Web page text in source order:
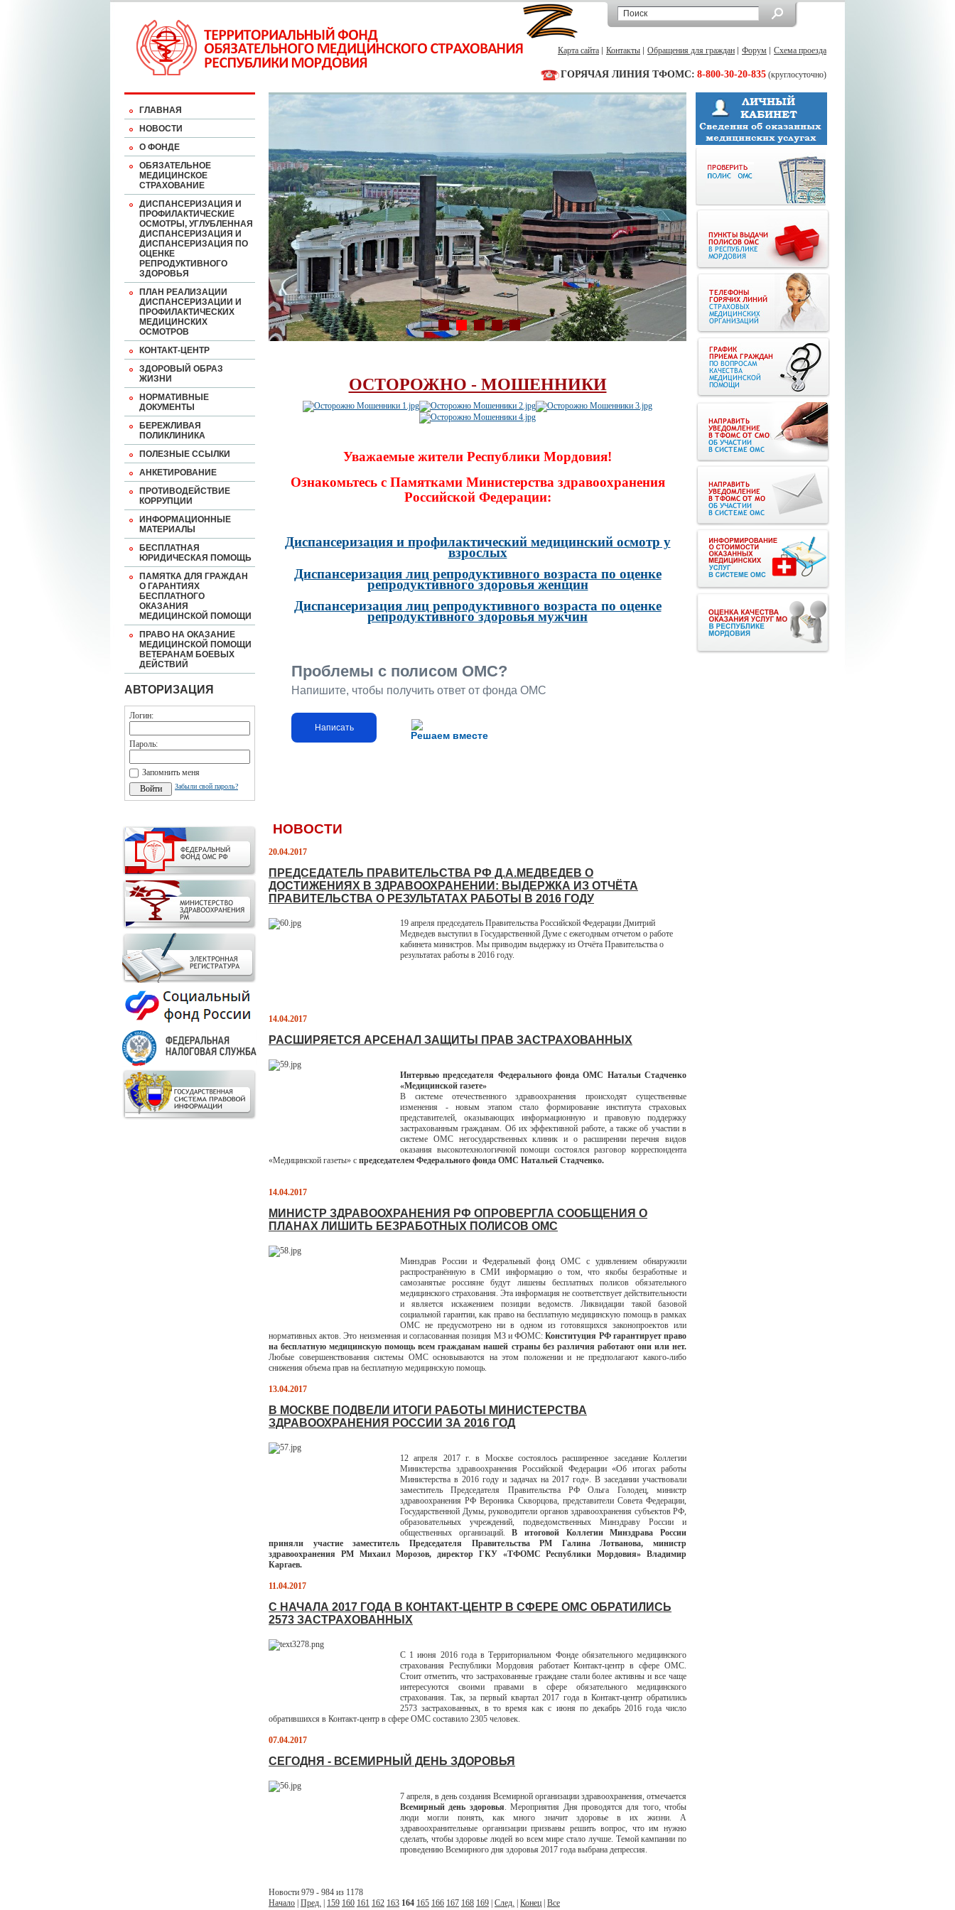
Карта сайта Контакты Обращения для граждан Форум Схема проезда
ГОРЯЧАЯ ЛИНИЯ ТФОМС: 8-800-30-20-835 (круглосуточно)
ГЛАВНАЯ
НОВОСТИ
О ФОНДЕ
ОБЯЗАТЕЛЬНОЕ
МЕДИЦИНСКОЕ
СТРАХОВАНИЕ
ДИСПАНСЕРИЗАЦИЯ И
ПРОФИЛАКТИЧЕСКИЕ
ОСМОТРЫ, УГЛУБЛЕННАЯ
ДИСПАНСЕРИЗАЦИЯ И
ДИСПАНСЕРИЗАЦИЯ ПО
ОЦЕНКЕ
РЕПРОДУКТИВНОГО
ЗДОРОВЬЯ
ПЛАН РЕАЛИЗАЦИИ
ДИСПАНСЕРИЗАЦИИ И
ПРОФИЛАКТИЧЕСКИХ
МЕДИЦИНСКИХ
ОСМОТРОВ
КОНТАКТ-ЦЕНТР
ЗДОРОВЫЙ ОБРАЗ
ЖИЗНИ
НОРМАТИВНЫЕ
ДОКУМЕНТЫ
БЕРЕЖЛИВАЯ
ПОЛИКЛИНИКА
ПОЛЕЗНЫЕ ССЫЛКИ
АНКЕТИРОВАНИЕ
ПРОТИВОДЕЙСТВИЕ
КОРРУПЦИИ
ИНФОРМАЦИОННЫЕ
МАТЕРИАЛЫ
БЕСПЛАТНАЯ
ЮРИДИЧЕСКАЯ ПОМОЩЬ
ПАМЯТКА ДЛЯ ГРАЖДАН
О ГАРАНТИЯХ
БЕСПЛАТНОГО
ОКАЗАНИЯ
МЕДИЦИНСКОЙ ПОМОЩИ
ПРАВО НА ОКАЗАНИЕ
МЕДИЦИНСКОЙ ПОМОЩИ
ВЕТЕРАНАМ БОЕВЫХ
ДЕЙСТВИЙ
АВТОРИЗАЦИЯ
Логин:
Пароль:
Запомнить меня
Забыли свой пароль?
ОСТОРОЖНО - МОШЕННИКИ
Уважаемые жители Республики Мордовия!
Ознакомьтесь с Памятками Министерства здравоохранения
Российской Федерации:
Диспансеризация и профилактический медицинский осмотр у
взрослых
Диспансеризация лиц репродуктивного возраста по оценке
репродуктивного здоровья женщин
Диспансеризация лиц репродуктивного возраста по оценке
репродуктивного здоровья мужчин
Решаем вместе
Проблемы с полисом ОМС?
Напишите, чтобы получить ответ от фонда ОМС
Написать
НОВОСТИ
20.04.2017
ПРЕДСЕДАТЕЛЬ ПРАВИТЕЛЬСТВА РФ Д.А.МЕДВЕДЕВ О
ДОСТИЖЕНИЯХ В ЗДРАВООХРАНЕНИИ: ВЫДЕРЖКА ИЗ ОТЧЁТА
ПРАВИТЕЛЬСТВА О РЕЗУЛЬТАТАХ РАБОТЫ В 2016 ГОДУ
19 апреля председатель Правительства Российской Федерации Дмитрий
Медведев выступил в Государственной Думе с ежегодным отчетом о работе
кабинета министров. Мы приводим выдержку из Отчёта Правительства о
результатах работы в 2016 году.
14.04.2017
РАСШИРЯЕТСЯ АРСЕНАЛ ЗАЩИТЫ ПРАВ ЗАСТРАХОВАННЫХ
Интервью председателя Федерального фонда ОМС Натальи Стадченко
«Медицинской газете»
В системе отечественного здравоохранения происходят существенные
изменения - новым этапом стало формирование института страховых
представителей, оказывающих информационную и правовую поддержку
застрахованным гражданам. Об их эффективной работе, а также об участии в
системе ОМС негосударственных клиник и о расширении перечня видов
оказания высокотехнологичной помощи состоялся разговор корреспондента
«Медицинской газеты» с председателем Федерального фонда ОМС Натальей Стадченко.
14.04.2017
МИНИСТР ЗДРАВООХРАНЕНИЯ РФ ОПРОВЕРГЛА СООБЩЕНИЯ О
ПЛАНАХ ЛИШИТЬ БЕЗРАБОТНЫХ ПОЛИСОВ ОМС
Минздрав России и Федеральный фонд ОМС с удивлением обнаружили
распространённую в СМИ информацию о том, что якобы безработные и
самозанятые россияне будут лишены бесплатных полисов обязательного
медицинского страхования. Эта информация не соответствует действительности
и является искажением позиции ведомств. Ликвидации такой базовой
социальной гарантии, как право на бесплатную медицинскую помощь в рамках
ОМС не предусмотрено ни в одном из готовящихся законопроектов или
нормативных актов. Это неизменная и согласованная позиция МЗ и ФОМС:Конституция РФ гарантирует право
на бесплатную медицинскую помощь всем гражданам нашей страны без различия работают они или нет.
Любые совершенствования системы ОМС основываются на этом положении и не предполагают какого-либо
снижения объема прав на бесплатную медицинскую помощь.
13.04.2017
В МОСКВЕ ПОДВЕЛИ ИТОГИ РАБОТЫ МИНИСТЕРСТВА
ЗДРАВООХРАНЕНИЯ РОССИИ ЗА 2016 ГОД
12 апреля 2017 г. в Москве состоялось расширенное заседание Коллегии
Министерства здравоохранения Российской Федерации «Об итогах работы
Министерства в 2016 году и задачах на 2017 год». В заседании участвовали
заместитель Председателя Правительства РФ Ольга Голодец, министр
здравоохранения РФ Вероника Скворцова, представители Совета Федерации,
Государственной Думы, руководители органов здравоохранения субъектов РФ,
образовательных учреждений, подведомственных Минздраву России и
общественных организаций.В итоговой Коллегии Минздрава России
приняли участие заместитель Председателя Правительства РМ Галина Лотванова, министр
здравоохранения РМ Михаил Морозов, директор ГКУ «ТФОМС Республики Мордовия» Владимир
Каргаев.
11.04.2017
С НАЧАЛА 2017 ГОДА В КОНТАКТ-ЦЕНТР В СФЕРЕ ОМС ОБРАТИЛИСЬ
2573 ЗАСТРАХОВАННЫХ
С 1 июня 2016 года в Территориальном Фонде обязательного медицинского
страхования Республики Мордовия работает Контакт-центр в сфере ОМС.
Стоит отметить, что застрахованные граждане стали более активны и все чаще
интересуются своими правами в сфере обязательного медицинского
страхования. Так, за первый квартал 2017 года в Контакт-центр обратились
2573 застрахованных, в то время как с июня по декабрь 2016 года число
обратившихся в Контакт-центр в сфере ОМС составило 2305 человек.
07.04.2017
СЕГОДНЯ - ВСЕМИРНЫЙ ДЕНЬ ЗДОРОВЬЯ
7 апреля, в день создания Всемирной организации здравоохранения, отмечается
Всемирный день здоровья. Мероприятия Дня проводятся для того, чтобы
люди могли понять, как много значит здоровье в их жизни. А
здравоохранительные организации призваны решить вопрос, что им нужно
сделать, чтобы здоровье людей во всем мире стало лучше. Темой кампании по
проведению Всемирного дня здоровья 2017 года выбрана депрессия.
Новости 979 - 984 из 1178
Начало Пред. 159 160 161 162 163 164 165 166 167 168 169 След. Конец Все